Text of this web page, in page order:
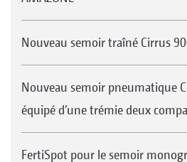
Nouveau semoir traîné Cirrus
Nouveau semoir pneumatique
équipé d’une trémie deux
FertiSpot pour le semoir